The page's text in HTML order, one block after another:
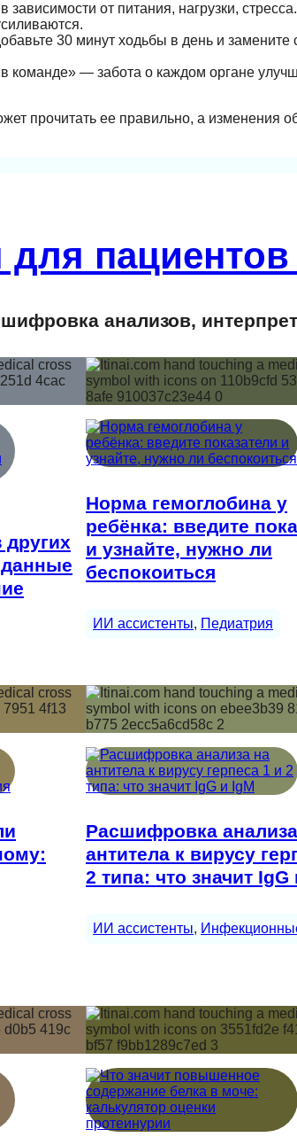
зависимости от питания, нагрузки, стресса.
30 минут ходьбы в день и замените
команде» — забота о каждом органе
прочитать ее правильно, а изменения
пациентов
анализов,
других
Норма гемоглобина у
ребёнка: введите
и узнайте, нужно ли
беспокоиться
ИИ ассистенты, Педиатрия
Расшифровка
антитела к вирусу
2 типа: что значит IgG
ИИ ассистенты,